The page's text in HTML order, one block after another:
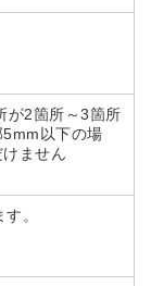
が2箇所～3箇所
以下の場
ません
。